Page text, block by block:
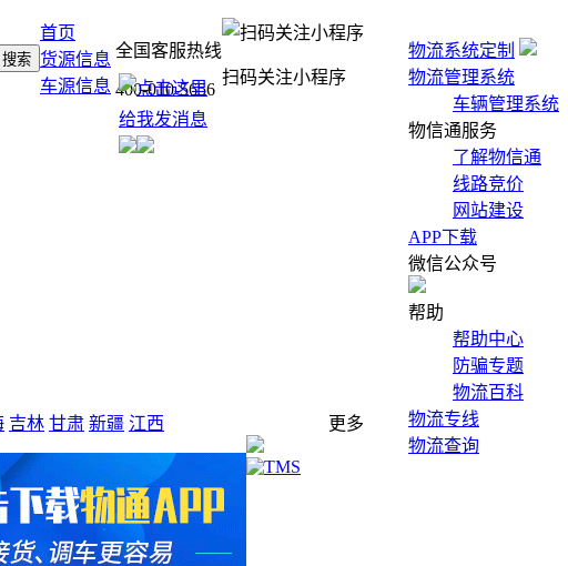
物流系统定制
物流管理系统
车辆管理系统
物信通服务
了解物信通
线路竞价
网站建设
APP下载
微信公众号
帮助
帮助中心
防骗专题
物流百科
物流专线
物流查询
全国客服热线
400-010-5656
扫码关注小程序
首页
货源信息
车源信息
吉林 甘肃 新疆 江西 更多